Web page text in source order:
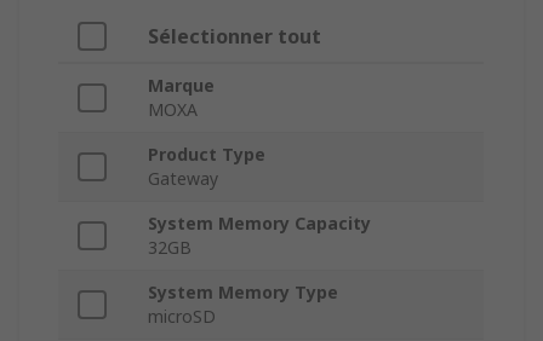
Sélectionner tout
Marque
MOXA
Product Type
Gateway
System Memory Capacity
32GB
System Memory Type
microSD